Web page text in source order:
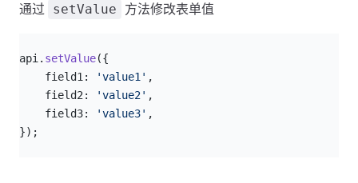
通过 setValue 方法修改表单值
api. setValue({
    field1:
'value1' ,
    field2:
'value2' ,
    field3:
'value3' ,
});